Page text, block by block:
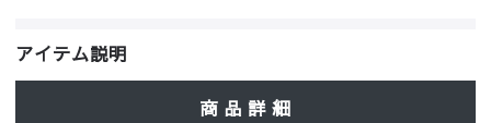
アイテム説明
商 品 詳 細